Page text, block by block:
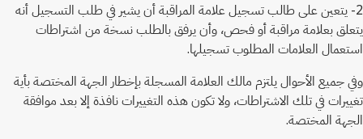
2- يتعين على طالب تسجيل علامة المراقبة أن يشير في طلب التسجيل أنه
يتعلق بعلامة مراقبة أو فحص، وأن يرفق بالطلب نسخة من اشتراطات
استعمال العلامات المطلوب تسجيلها.
وفي جميع الأحوال يلتزم مالك العلامة المسجلة بإخطار الجهة المختصة بأية
تغييرات في تلك الاشتراطات، ولا تكون هذه التغييرات نافذة إلا بعد موافقة
الجهة المختصة.